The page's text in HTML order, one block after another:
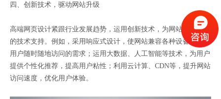
四、创新技术，驱动网站升级
高端网页设计紧跟行业发展趋势，运用创新技术，为网站提供强大
的技术支持。例如，采用响应式设计，使网站兼容各种设备，满足
用户随时随地访问的需求；运用大数据、人工智能等技术，为用户
提供个性化推荐，提高用户粘性；利用云计算、CDN等，提升网站
访问速度，优化用户体验。